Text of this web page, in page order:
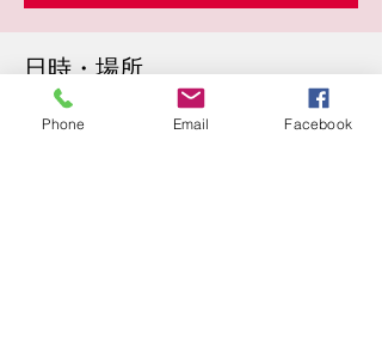
日時・場所
2023年2月03日 19:00
曾根崎２丁目１０−１５, 日本、〒530-0057
Phone Email Facebook